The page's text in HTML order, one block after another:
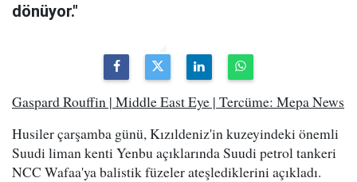
dönüyor."
Gaspard Rouffin | Middle East Eye | Tercüme: Mepa News
Husiler çarşamba günü, Kızıldeniz'in kuzeyindeki önemli
Suudi liman kenti Yenbu açıklarında Suudi petrol tankeri
NCC Wafaa'ya balistik füzeler ateşlediklerini açıkladı.